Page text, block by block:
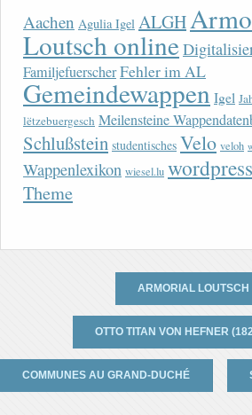
Aachen Agulia Igel ALGH
Loutsch online
FamiljefuerscherFehler im AL
Gemeindewappen Igel
lëtzebuergesch Meilensteine
Schlußstein studentisches Velo veloh
Wappenlexikon wiesel.lu wordpress
Theme
ARMORIAL LOUTSCH
OTTO TITAN VON HEFNER
COMMUNES AU GRAND-DUCHÉ